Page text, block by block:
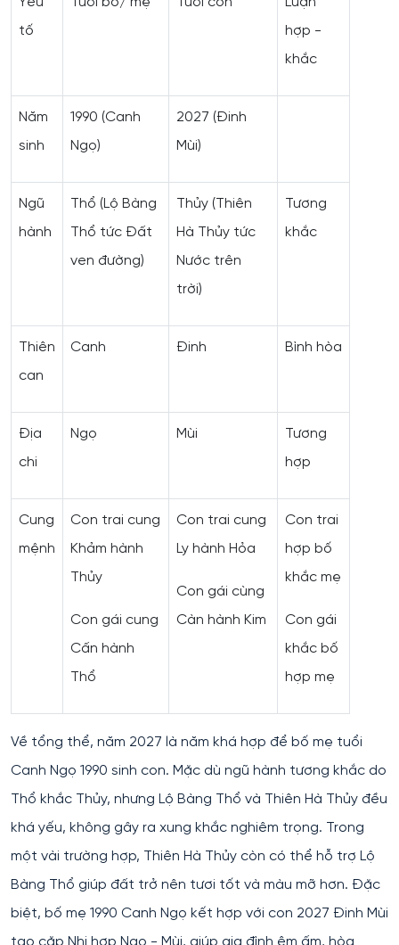
tố
hợp -
khắc
Năm
sinh
1990 (Canh
Ngọ)
2027 (Đinh
Mùi)
Ngũ
hành
Thổ (Lộ Bàng
Thổ tức Đất
ven đường)
Thủy (Thiên
Hà Thủy tức
Nước trên
trời)
Tương
khắc
Thiên
can
Canh Đinh Bình hòa
Địa
chi
Ngọ Mùi
Tương
hợp
Cung
mệnh
Con trai cung
Khảm hành
Thủy
Con gái cung
Cấn hành
Thổ
Con trai cung
Ly hành Hỏa
Con gái cùng
Càn hành Kim
Con trai
hợp bố
khắc mẹ
Con gái
khắc bố
hợp mẹ
Về tổng thể, năm 2027 là năm khá hợp để bố mẹ tuổi
Canh Ngọ 1990 sinh con. Mặc dù ngũ hành tương khắc do
Thổ khắc Thủy, nhưng Lộ Bàng Thổ và Thiên Hà Thủy đều
khá yếu, không gây ra xung khắc nghiêm trọng. Trong
một vài trường hợp, Thiên Hà Thủy còn có thể hỗ trợ Lộ
Bàng Thổ giúp đất trở nên tươi tốt và màu mỡ hơn. Đặc
biệt, bố mẹ 1990 Canh Ngọ kết hợp với con 2027 Đinh Mùi
tạo cặp Nhị hợp Ngọ - Mùi, giúp gia đình êm ấm, hòa